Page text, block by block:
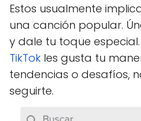
Estos usualmente
una canción popular.
y dale tu toque
TikTok les gusta tu
tendencias o desafíos,
seguirte.